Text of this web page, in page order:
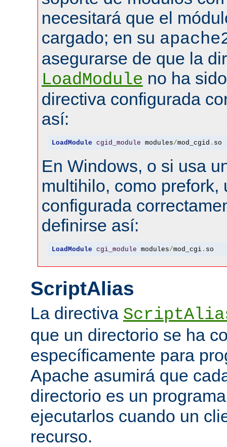
necesitará que el
cargado; en su
asegurarse de que la
LoadModule no ha
directiva configurada
así:
LoadModule cgid_module modules/mod_cgid . so
En Windows, o si usa
multihilo, como prefork,
configurada
definirse así:
LoadModule cgi_module modules/mod_cgi. so
ScriptAlias
La directiva
que un directorio se ha
específicamente para
Apache asumirá que
directorio es un
ejecutarlos cuando un
recurso.